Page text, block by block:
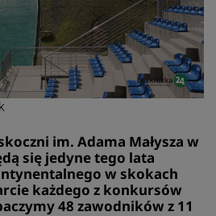
im. Adama Małysza w
się jedyne tego lata
w skokach
każdego z konkursów
48 zawodników z 11